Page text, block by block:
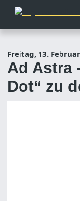
Freitag, 13.
Ad Astra
Dot“ zu